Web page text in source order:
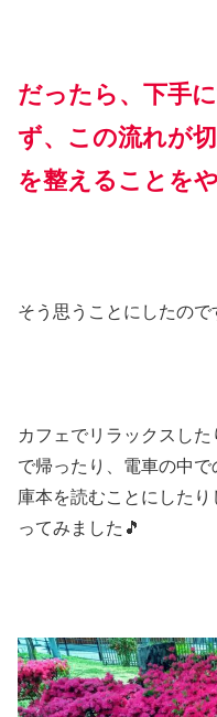
だったら、下手
ず、この流れが
を整えることを
そう思うことにしたので
カフェでリラックスし
で帰ったり、電車の中
庫本を読むことにした
ってみました🎵